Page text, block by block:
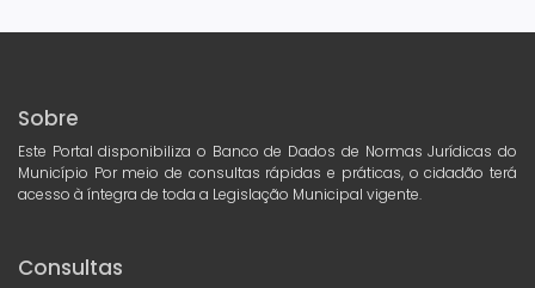
Sobre
Este Portal disponibiliza o Banco de Dados de Normas Jurídicas do
Município Por meio de consultas rápidas e práticas, o cidadão terá
acesso à íntegra de toda a Legislação Municipal vigente.
Consultas